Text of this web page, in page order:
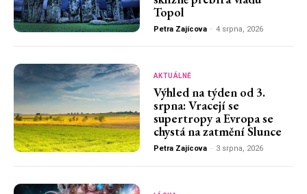
Topol
Petra Zajícova - 4 srpna, 2026
AKTUÁLNĚ
Výhled na týden od 3.
srpna: Vracejí se
supertropy a Evropa se
chystá na zatmění Slunce
Petra Zajícova - 3 srpna, 2026